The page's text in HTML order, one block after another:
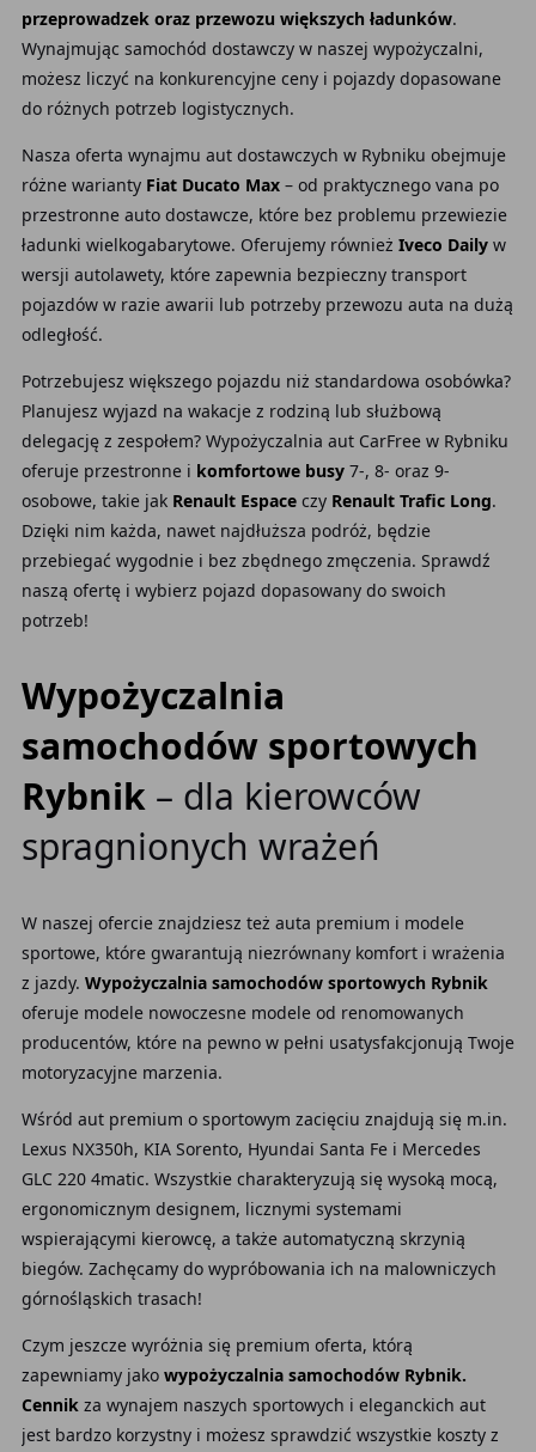
przeprowadzek oraz przewozu większych ładunków.
Wynajmując samochód dostawczy w naszej wypożyczalni,
możesz liczyć na konkurencyjne ceny i pojazdy dopasowane
do różnych potrzeb logistycznych.
Nasza oferta wynajmu aut dostawczych w Rybniku obejmuje
różne warianty Fiat Ducato Max– od praktycznego vana po
przestronne auto dostawcze, które bez problemu przewiezie
ładunki wielkogabarytowe. Oferujemy również Iveco Dailyw
wersji autolawety, które zapewnia bezpieczny transport
pojazdów w razie awarii lub potrzeby przewozu auta na dużą
odległość.
Potrzebujesz większego pojazdu niż standardowa osobówka?
Planujesz wyjazd na wakacje z rodziną lub służbową
delegację z zespołem? Wypożyczalnia aut CarFree w Rybniku
oferuje przestronne i komfortowe busy7-, 8- oraz 9-
osobowe, takie jak Renault Espaceczy Renault Trafic Long.
Dzięki nim każda, nawet najdłuższa podróż, będzie
przebiegać wygodnie i bez zbędnego zmęczenia. Sprawdź
naszą ofertę i wybierz pojazd dopasowany do swoich
potrzeb!
Wypożyczalnia
samochodów sportowych
Rybnik – dla kierowców
spragnionych wrażeń
W naszej ofercie znajdziesz też auta premium i modele
sportowe, które gwarantują niezrównany komfort i wrażenia
z jazdy. Wypożyczalnia samochodów sportowych Rybnik
oferuje modele nowoczesne modele od renomowanych
producentów, które na pewno w pełni usatysfakcjonują Twoje
motoryzacyjne marzenia.
Wśród aut premium o sportowym zacięciu znajdują się m.in.
Lexus NX350h, KIA Sorento, Hyundai Santa Fe i Mercedes
GLC 220 4matic. Wszystkie charakteryzują się wysoką mocą,
ergonomicznym designem, licznymi systemami
wspierającymi kierowcę, a także automatyczną skrzynią
biegów. Zachęcamy do wypróbowania ich na malowniczych
górnośląskich trasach!
Czym jeszcze wyróżnia się premium oferta, którą
zapewniamy jako wypożyczalnia samochodów Rybnik.
Cennik za wynajem naszych sportowych i eleganckich aut
jest bardzo korzystny i możesz sprawdzić wszystkie koszty z